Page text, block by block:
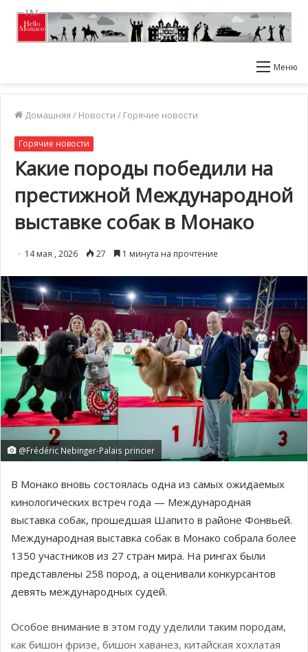
Меню
Домашняя / Новости / Горячие новости
Горячие новости
Какие породы победили на
престижной Международной
выставке собак в Монако
14 мая , 2026 27 1 минута на прочтение
@Frédéric Nebinger-Palais princier
В Монако вновь состоялась одна из самых ожидаемых
кинологических встреч года — Международная
выставка собак, прошедшая Шапито в районе Фонвьей.
Международная выставка собак в Монако собрала более
1350 участников из 27 стран мира. На рингах были
представлены 258 пород, а оценивали конкурсантов
девять международных судей.
Особое внимание в этом году уделили таким породам,
как бишон фризе, бишон хаванез, китайская хохлатая